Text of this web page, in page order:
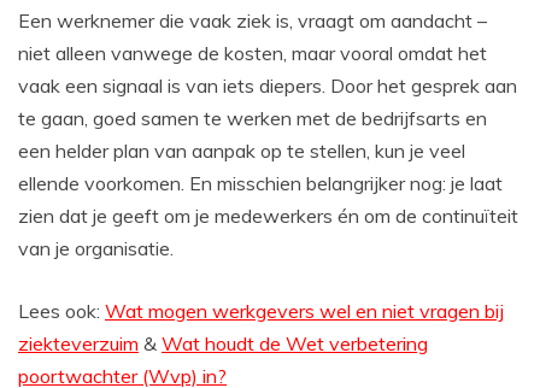
Een werknemer die vaak ziek is, vraagt om aandacht –
niet alleen vanwege de kosten, maar vooral omdat het
vaak een signaal is van iets diepers. Door het gesprek aan
te gaan, goed samen te werken met de bedrijfsarts en
een helder plan van aanpak op te stellen, kun je veel
ellende voorkomen. En misschien belangrijker nog: je laat
zien dat je geeft om je medewerkers én om de continuïteit
van je organisatie.
Lees ook: Wat mogen werkgevers wel en niet vragen bij
ziekteverzuim & Wat houdt de Wet verbetering
poortwachter (Wvp) in?